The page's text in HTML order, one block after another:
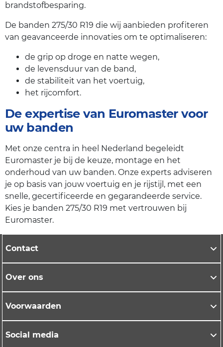
brandstofbesparing.
De banden 275/30 R19 die wij aanbieden profiteren
van geavanceerde innovaties om te optimaliseren:
de grip op droge en natte wegen,
de levensduur van de band,
de stabiliteit van het voertuig,
het rijcomfort.
De expertise van Euromaster voor
uw banden
Met onze centra in heel Nederland begeleidt
Euromaster je bij de keuze, montage en het
onderhoud van uw banden. Onze experts adviseren
je op basis van jouw voertuig en je rijstijl, met een
snelle, gecertificeerde en gegarandeerde service.
Kies je banden 275/30 R19 met vertrouwen bij
Euromaster.
Contact
Over ons
Voorwaarden
Social media